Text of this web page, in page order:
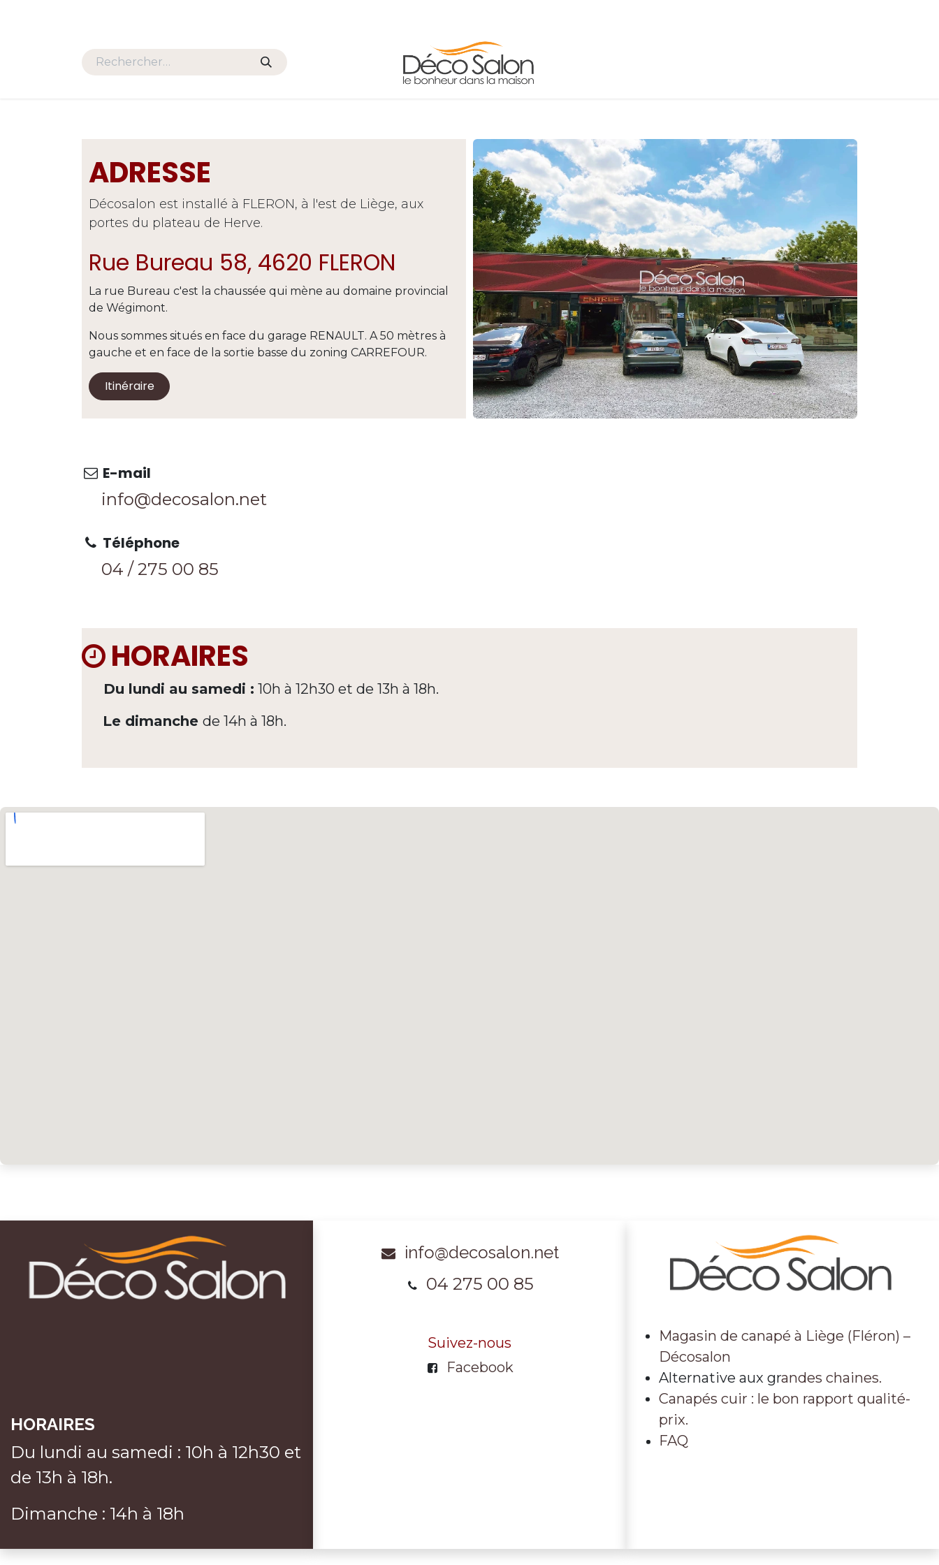
ADRESSE
Décosalon est installé à FLERON, à l'est de Liège, aux
portes du plateau de Herve.
Rue Bureau 58, 4620 FLERON
La rue Bureau c'est la chaussée qui mène au domaine provincial
de Wégimont.
Nous sommes situés en face du garage RENAULT. A 50 mètres à
gauche et en face de la sortie basse du zoning CARREFOUR.
Itinéraire
HORAIRES
Du lundi au samedi : 10h à 12h30 et de 13h à 18h.
Le dimanche de 14h à 18h.
Téléphone
04 / 275 00 85
E-mail
info@decosalon.net
HORAIRES
Du lundi au samedi : 10h à 12h30 et
de 13h à 18h.
Dimanche : 14h à 18h
info@decosalon.net
04 275 00 85
Suivez-nous
Facebook
Magasin de canapé à Liège (Fléron) –
Décosalon
Alternative aux grandes chaines.
Canapés cuir : le bon rapport qualité-
prix.
FAQ